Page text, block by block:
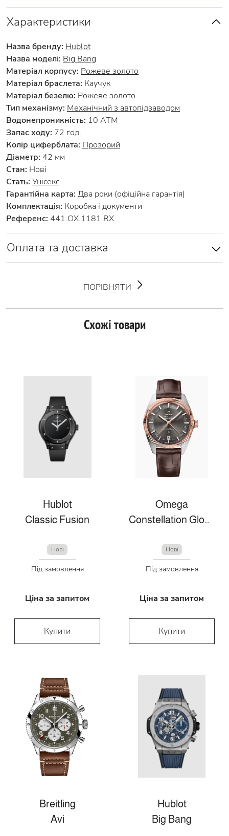
Характеристики
Назва бренду: Hublot
Назва моделі: Big Bang
Матеріал корпусу: Рожеве золото
Матеріал браслета: Каучук
Матеріал безелю: Рожеве золото
Тип механізму: Механічний з автопідзаводом
Водонепроникність: 10 АТМ
Запас ходу: 72 год.
Колір циферблата: Прозорий
Діаметр: 42 мм
Стан: Нові
Стать: Унісекс
Гарантійна карта: Два роки (офіційна гарантія)
Комплектація: Коробка і документи
Референс: 441.OX.1181.RX
Оплата та доставка
ПОРІВНЯТИ
Схожі товари
Hublot
Classic Fusion
Нові
Під замовлення
Ціна за запитом
Купити
Omega
Constellation Globemaster
Нові
Під замовлення
Ціна за запитом
Купити
Breitling
Avi
Hublot
Big Bang